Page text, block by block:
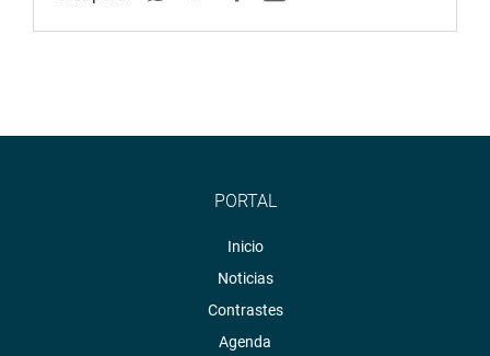
PORTAL
Inicio
Noticias
Contrastes
Agenda